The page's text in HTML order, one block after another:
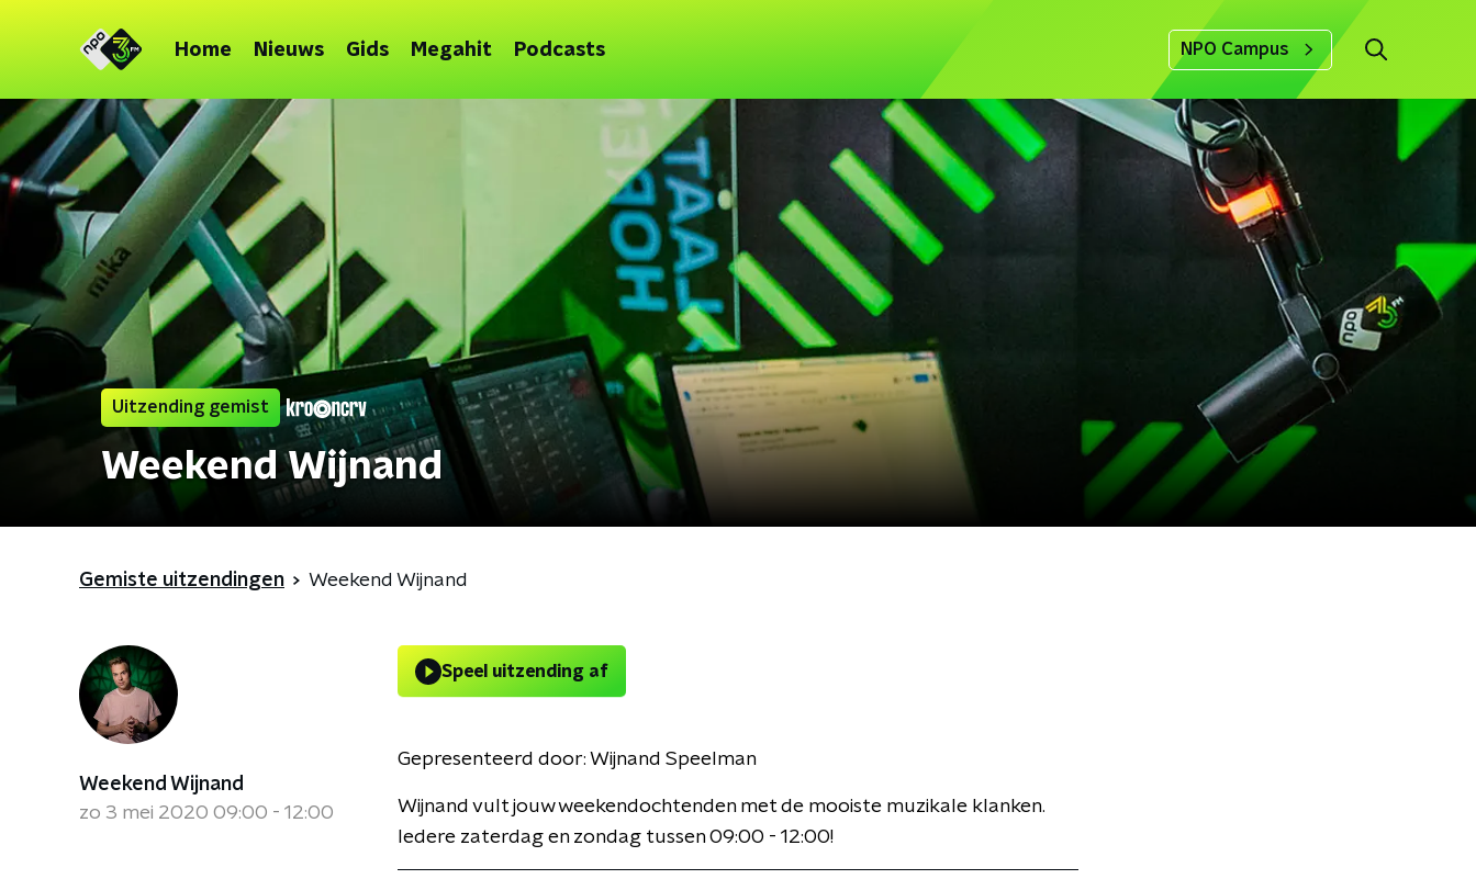
Home Nieuws Gids Megahit Podcasts NPO Campus
Uitzending gemist
Weekend Wijnand
Gemiste uitzendingen Weekend Wijnand
Weekend Wijnand
zo 3 mei 2020 09:00 - 12:00
Speel uitzending af
Gepresenteerd door: Wijnand Speelman
Wijnand vult jouw weekendochtenden met de mooiste muzikale klanken.
Iedere zaterdag en zondag tussen 09:00 - 12:00!